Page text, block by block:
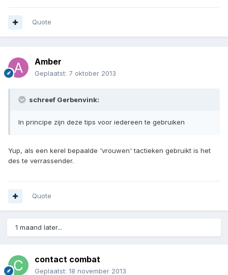
Quote
Amber
Geplaatst: 7 oktober 2013
schreef Gerbenvink:
In principe zijn deze tips voor iedereen te gebruiken
Yup, als een kerel bepaalde 'vrouwen' tactieken gebruikt is het
des te verrassender.
Quote
1 maand later...
contact combat
Geplaatst: 18 november 2013